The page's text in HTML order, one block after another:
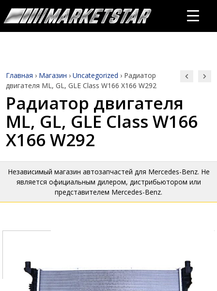
Главная › Магазин › Uncategorized › Радиатор
двигателя ML, GL, GLE Class W166 X166 W292
Радиатор двигателя
ML, GL, GLE Class W166
X166 W292
Независимый магазин автозапчастей для Mercedes-Benz. Не
является официальным дилером, дистрибьютором или
представителем Mercedes-Benz.